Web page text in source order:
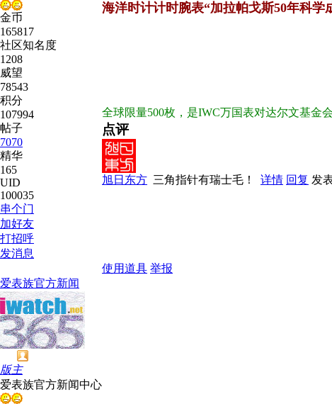
金币
165817
社区知名度
1208
威望
78543
积分
107994
帖子
7070
精华
165
UID
100035
串个门
加好友
打招呼
发消息
海洋时计计时腕表“加拉帕戈斯50年科学
全球限量500枚，是IWC万国表对达尔文基金
点评
旭日东方 三角指针有瑞士毛！ 详情 回复 发
使用道具 举报
爱表族官方新闻
版主
爱表族官方新闻中心